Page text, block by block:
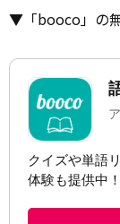
▼「booco」の